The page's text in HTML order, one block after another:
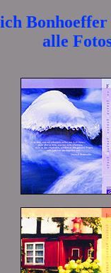
Bonhoeffer
alle